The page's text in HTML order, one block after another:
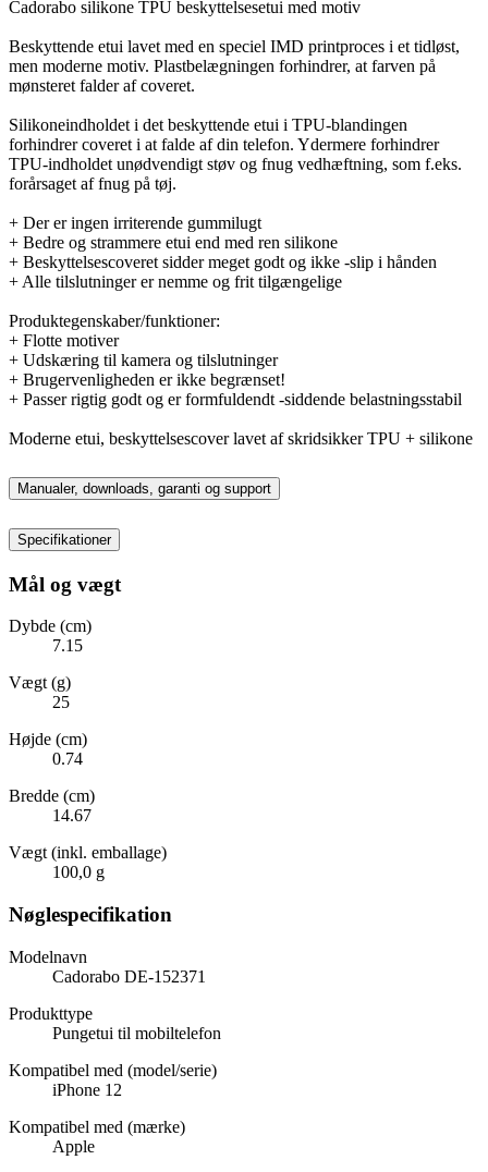
Cadorabo silikone TPU beskyttelsesetui med motiv
Beskyttende etui lavet med en speciel IMD printproces i et tidløst,
men moderne motiv. Plastbelægningen forhindrer, at farven på
mønsteret falder af coveret.
Silikoneindholdet i det beskyttende etui i TPU-blandingen
forhindrer coveret i at falde af din telefon. Ydermere forhindrer
TPU-indholdet unødvendigt støv og fnug vedhæftning, som f.eks.
forårsaget af fnug på tøj.
+ Der er ingen irriterende gummilugt
+ Bedre og strammere etui end med ren silikone
+ Beskyttelsescoveret sidder meget godt og ikke -slip i hånden
+ Alle tilslutninger er nemme og frit tilgængelige
Produktegenskaber/funktioner:
+ Flotte motiver
+ Udskæring til kamera og tilslutninger
+ Brugervenligheden er ikke begrænset!
+ Passer rigtig godt og er formfuldendt -siddende belastningsstabil
Moderne etui, beskyttelsescover lavet af skridsikker TPU + silikone
Manualer, downloads, garanti og support
Specifikationer
Mål og vægt
Dybde (cm)
7.15
Vægt (g)
25
Højde (cm)
0.74
Bredde (cm)
14.67
Vægt (inkl. emballage)
100,0 g
Nøglespecifikation
Modelnavn
Cadorabo DE-152371
Produkttype
Pungetui til mobiltelefon
Kompatibel med (model/serie)
iPhone 12
Kompatibel med (mærke)
Apple